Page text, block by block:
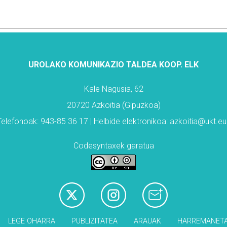
UROLAKO KOMUNIKAZIO TALDEA KOOP. ELK
Kale Nagusia, 62
20720 Azkoitia (Gipuzkoa)
943-85 36 17 | Helbide elektronikoa:
Codesyntaxek garatua
LEGE OHARRA PUBLIZITATEA ARAUAK